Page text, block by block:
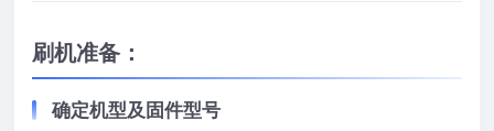
刷机准备：
确定机型及固件型号